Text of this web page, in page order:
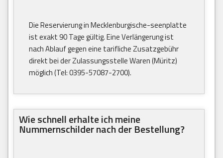
Die Reservierung in Mecklenburgische-seenplatte
ist exakt 90 Tage gültig. Eine Verlängerung ist
nach Ablauf gegen eine tarifliche Zusatzgebühr
direkt bei der Zulassungsstelle Waren (Müritz)
möglich (Tel: 0395-57087-2700).
Wie schnell erhalte ich meine
Nummernschilder nach der Bestellung?